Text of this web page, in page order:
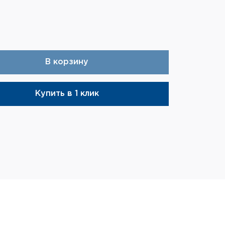
В корзину
Купить в 1 клик